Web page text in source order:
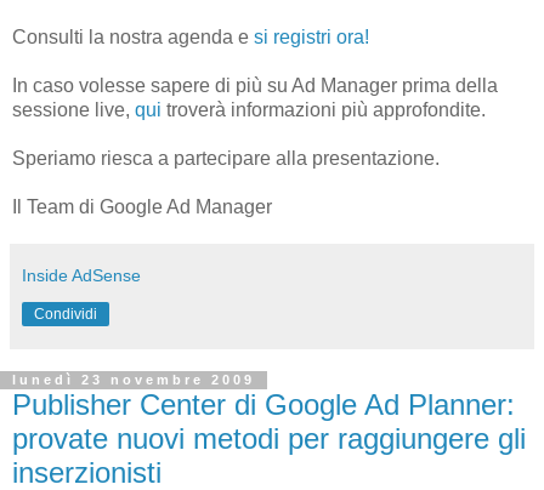
Consulti la nostra agenda e si registri ora!
In caso volesse sapere di più su Ad Manager prima della
sessione live, qui troverà informazioni più approfondite.
Speriamo riesca a partecipare alla presentazione.
Il Team di Google Ad Manager
Inside AdSense
Condividi
lunedì 23 novembre 2009
Publisher Center di Google Ad Planner:
provate nuovi metodi per raggiungere gli
inserzionisti